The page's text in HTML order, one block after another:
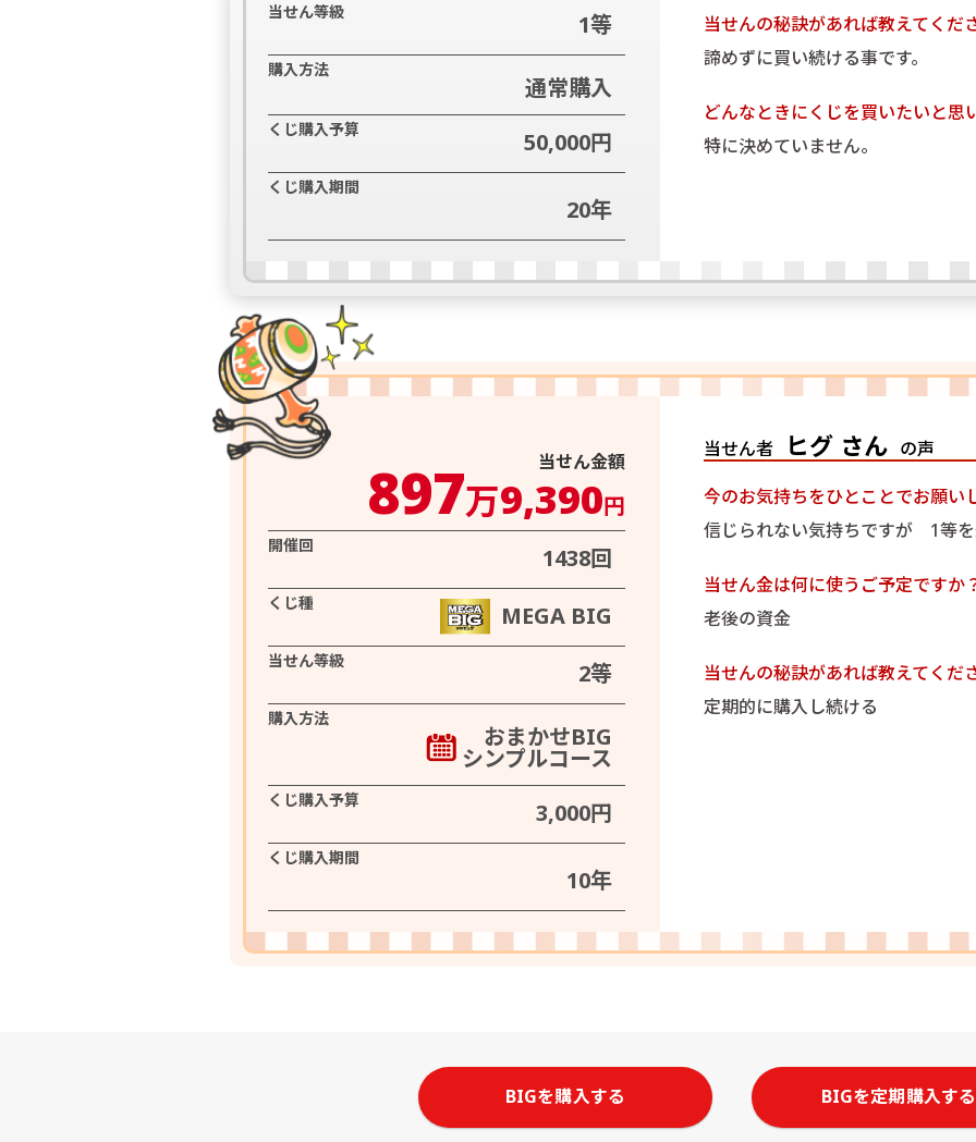
当せん等級 1等
購入方法
通常購入
くじ購入予算 50,000円
くじ購入期間
20年
当せんの秘訣があれば教えてくだ
諦めずに買い続ける事です。
どんなときにくじを買いたいと思
特に決めていません。
当せん金額
897万9,390円
開催回 1438回
くじ種 MEGA BIG
当せん等級 2等
購入方法
おまかせBIG
シンプルコース
くじ購入予算 3,000円
くじ購入期間
10年
当せん者 ヒグ さん の声
今のお気持ちをひとことでお願い
信じられない気持ちですが 1等
当せん金は何に使うご予定ですか
老後の資金
当せんの秘訣があれば教えてくだ
定期的に購入し続ける
BIGを購入する BIGを定期購入する